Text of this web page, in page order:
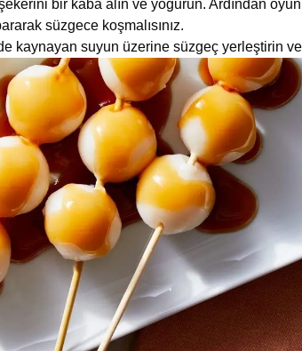
bir kaba alın ve yoğurun. Ardından oyun
süzgece koşmalısınız.
kaynayan suyun üzerine süzgeç yerleştirin